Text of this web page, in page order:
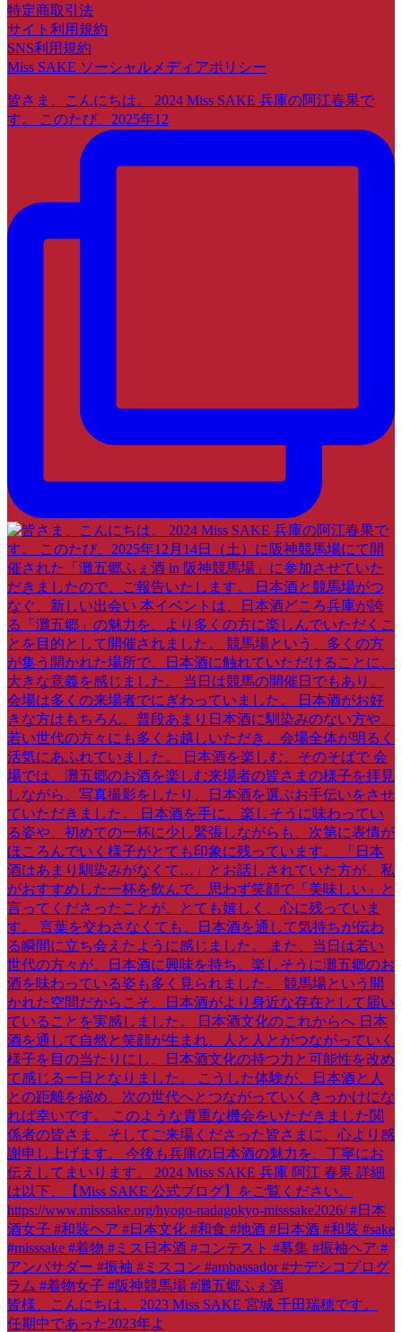
特定商取引法
サイト利用規約
SNS利用規約
Miss SAKE ソーシャルメディアポリシー
皆さま、こんにちは。 2024 Miss SAKE 兵庫の阿江春果で
す。 このたび、2025年12
皆様、こんにちは。 2023 Miss SAKE 宮城 千田瑞穂です。
任期中であった2023年よ